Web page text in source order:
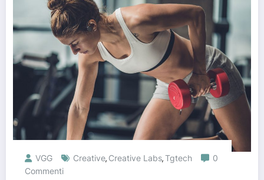
VGG Creative, Creative Labs,Tgtech
0
Commenti